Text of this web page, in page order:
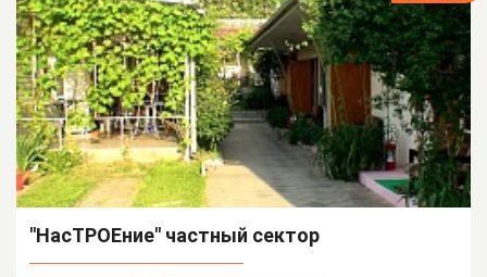
"НасТРОЕние" частный сектор